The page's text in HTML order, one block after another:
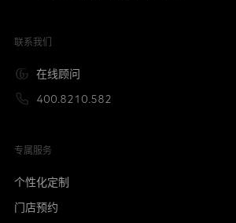
联系我们
在线顾问
400.8210.582
专属服务
个性化定制
门店预约